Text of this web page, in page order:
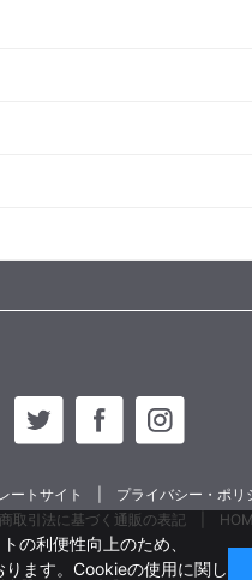
ートサイト
プライバシー・ポリ
取引法に基づく通販の表記
の利便性向上のため、
ます。Cookieの使用に関し